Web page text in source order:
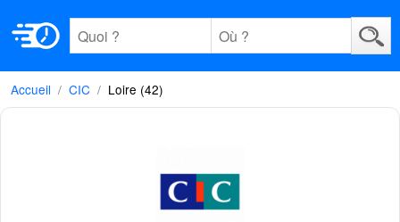
Accueil CIC Loire (42)